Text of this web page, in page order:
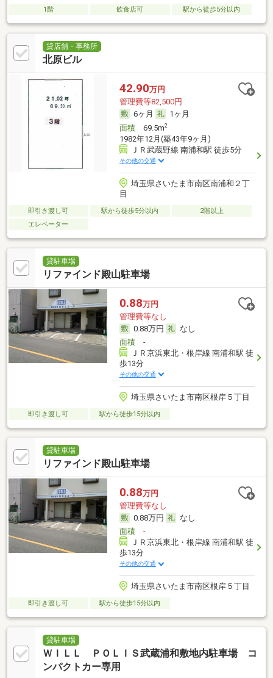
1階 飲食店可 駅から徒歩5分以内
貸店舗・事務所
北原ビル
42.90万円
管理費等82,500円
6ヶ月
1ヶ月
面積69.5m2
1982年12月(築43年9ヶ月)
ＪＲ武蔵野線 南浦和駅 徒歩5分
その他の交通
埼玉県さいたま市南区南浦和２丁
目
即引き渡し可 駅から徒歩5分以内
2階以上
エレベーター
貸駐車場
リファインド殿山駐車場
0.88万円
管理費等なし
0.88万円
なし
面積-
ＪＲ京浜東北・根岸線 南浦和駅 徒
歩13分
その他の交通
埼玉県さいたま市南区根岸５丁目
即引き渡し可 駅から徒歩15分以内
貸駐車場
リファインド殿山駐車場
0.88万円
管理費等なし
0.88万円
なし
面積-
ＪＲ京浜東北・根岸線 南浦和駅 徒
歩13分
その他の交通
埼玉県さいたま市南区根岸５丁目
即引き渡し可 駅から徒歩15分以内
貸駐車場
ＷＩＬＬ ＰＯＬＩＳ武蔵浦和敷地内駐車場 コ
ンパクトカー専用